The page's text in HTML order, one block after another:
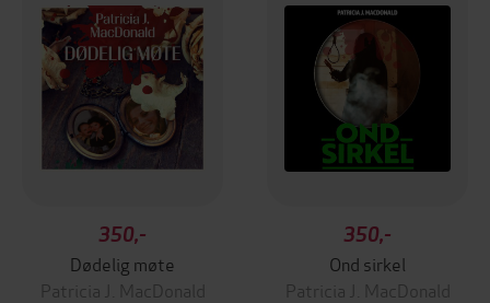
350,-
Dødelig møte
Patricia J. MacDonald
350,-
Ond sirkel
Patricia J. MacDonald